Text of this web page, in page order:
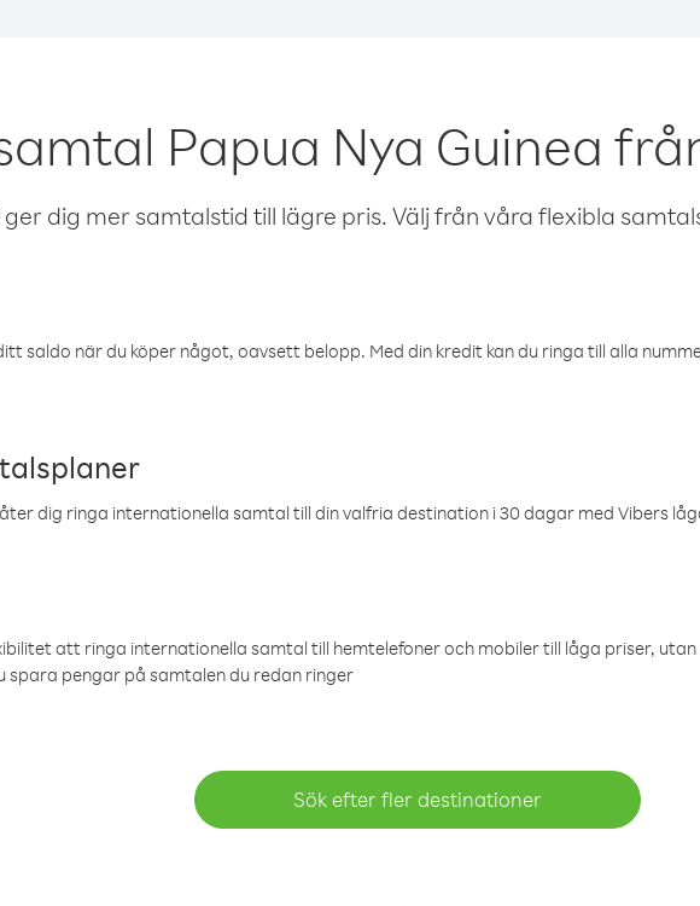
Papua Nya Guinea
ger dig mer samtalstid till lägre pris. Välj från våra flexibla
saldo när du köper något, oavsett belopp. Med din kredit kan du ringa till alla
dig ringa internationella samtal till din valfria destination i 30 dagar med Vibers
att ringa internationella samtal till hemtelefoner och mobiler till låga priser,
spara pengar på samtalen du redan ringer
Sök efter fler destinationer